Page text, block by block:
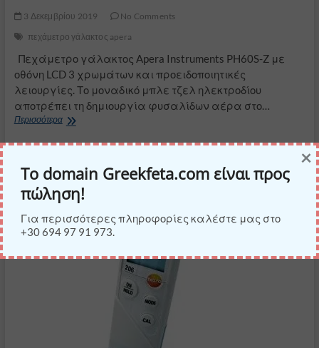
3 Δεκεμβρίου 2019
No Comments
πεχάμετρο γάλακτος apera
Πεχάμετρο γάλακτος Apera Instruments PH60S-Z με
οθόνη LCD 3 χρωμάτων και προειδοποιητικές
λειουργίες. Το μοναδικό μπλε τζελ ηλεκτροδίου
αποτρέπει τη δημιουργία φυσαλίδων αέρα στο…
ΠερισσότεραΠεχάμετρο
Apera
PH60S-
Z
Το domain Greekfeta.com είναι προς
πώληση!
Για περισσότερες πληροφορίες καλέστε μας στο
+30 694 97 91 973.
×